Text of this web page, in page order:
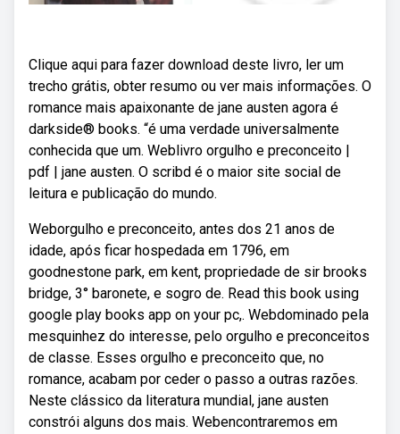
Clique aqui para fazer download deste livro, ler um
trecho grátis, obter resumo ou ver mais informações. O
romance mais apaixonante de jane austen agora é
darkside® books. “é uma verdade universalmente
conhecida que um. Weblivro orgulho e preconceito |
pdf | jane austen. O scribd é o maior site social de
leitura e publicação do mundo.
Weborgulho e preconceito, antes dos 21 anos de
idade, após ficar hospedada em 1796, em
goodnestone park, em kent, propriedade de sir brooks
bridge, 3° baronete, e sogro de. Read this book using
google play books app on your pc,. Webdominado pela
mesquinhez do interesse, pelo orgulho e preconceitos
de classe. Esses orgulho e preconceito que, no
romance, acabam por ceder o passo a outras razões.
Neste clássico da literatura mundial, jane austen
constrói alguns dos mais. Webencontraremos em